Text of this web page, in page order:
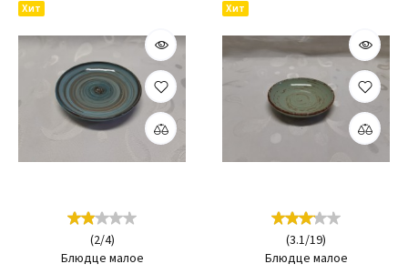
Хит
(2/4)
Блюдце малое
Хит
(3.1/19)
Блюдце малое